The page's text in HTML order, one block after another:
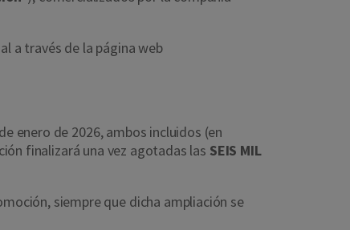
a través de la página web
enero de 2026, ambos incluidos (en
finalizará una vez agotadas las SEIS MIL
siempre que dicha ampliación se